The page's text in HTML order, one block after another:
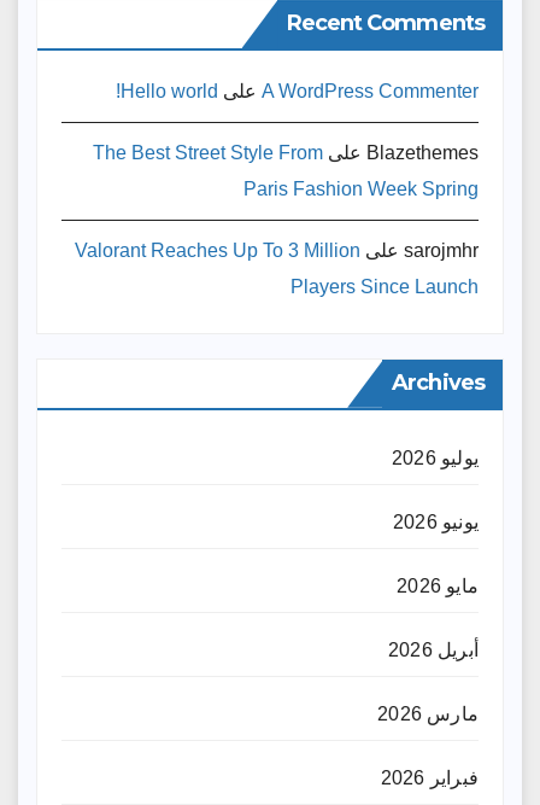
Recent Comments
A WordPress Commenter على Hello world!
Blazethemes على The Best Street Style From
Paris Fashion Week Spring
sarojmhr على Valorant Reaches Up To 3 Million
Players Since Launch
Archives
يوليو 2026
يونيو 2026
مايو 2026
أبريل 2026
مارس 2026
فبراير 2026